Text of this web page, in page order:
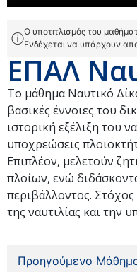
ⓘΟ υποτιτλισμός του
Ενδέχεται να υπάρχουν
ΕΠΑΛ
Το μάθημα Ναυτικό
βασικές έννοιες του
ιστορική εξέλιξη του
υποχρεώσεις
Επιπλέον, μελετούν
πλοίων, ενώ
περιβάλλοντος. Στόχος
της ναυτιλίας και την
Προηγούμενο